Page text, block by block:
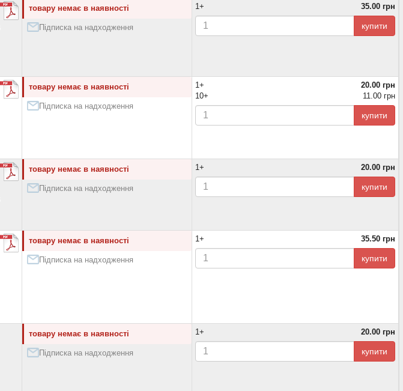
товару немає в наявності
Підписка на надходження
1+ 35.00 грн
купити
товару немає в наявності
Підписка на надходження
1+
20.00 грн
10+
11.00 грн
купити
товару немає в наявності
Підписка на надходження
1+ 20.00 грн
купити
товару немає в наявності
Підписка на надходження
1+ 35.50 грн
купити
товару немає в наявності
Підписка на надходження
1+ 20.00 грн
купити